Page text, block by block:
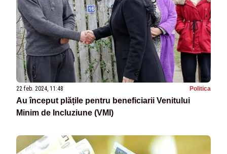
22 feb. 2024, 11:48 Politica
Au început plățile pentru beneficiarii Venitului
Minim de Incluziune (VMI)